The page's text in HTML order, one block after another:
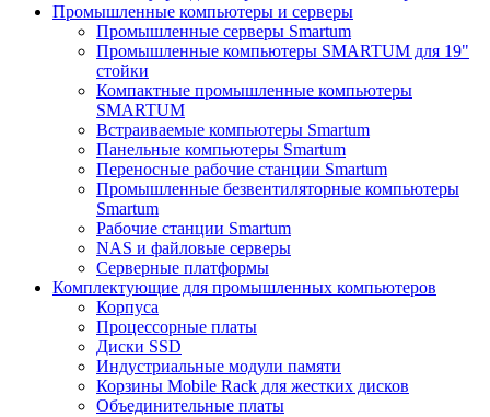
Промышленные компьютеры и серверы
Промышленные серверы Smartum
Промышленные компьютеры SMARTUM для 19"
стойки
Компактные промышленные компьютеры
SMARTUM
Встраиваемые компьютеры Smartum
Панельные компьютеры Smartum
Переносные рабочие станции Smartum
Промышленные безвентиляторные компьютеры
Smartum
Рабочие станции Smartum
NAS и файловые серверы
Серверные платформы
Комплектующие для промышленных компьютеров
Корпуса
Процессорные платы
Диски SSD
Индустриальные модули памяти
Корзины Mobile Rack для жестких дисков
Объединительные платы